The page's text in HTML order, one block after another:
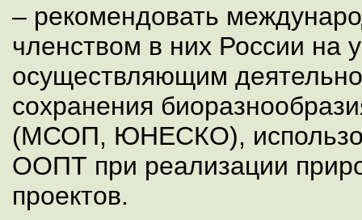
– рекомендовать
членством в них России на
осуществляющим
сохранения
(МСОП, ЮНЕСКО),
ООПТ при реализации
проектов.